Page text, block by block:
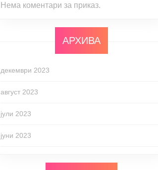
Нема коментари за приказ.
АРХИВА
декември 2023
август 2023
јули 2023
јуни 2023